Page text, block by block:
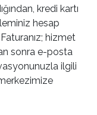
kredi kartı
hesap
hizmet
sonra e-posta
ilgili